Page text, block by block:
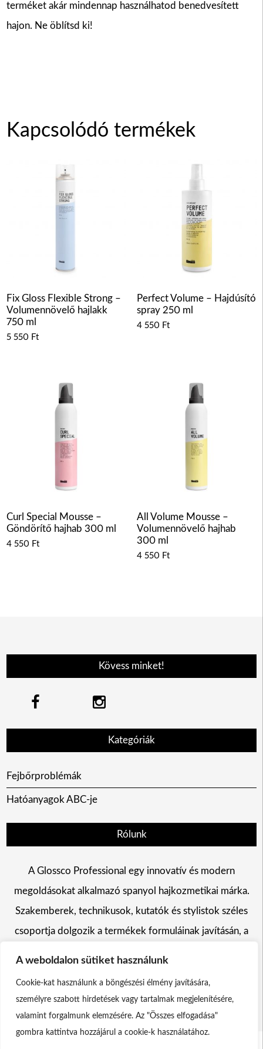
A weboldalon sütiket használunk
Cookie-kat használunk a böngészési élmény javítására,
személyre szabott hirdetések vagy tartalmak megjelenítésére,
valamint forgalmunk elemzésére. Az "Összes elfogadása"
gombra kattintva hozzájárul a cookie-k használatához.
terméket akár mindennap használhatod benedvesített
hajon. Ne öblítsd ki!
Kapcsolódó termékek
Fix Gloss Flexible Strong –
Volumennövelő hajlakk
750 ml
5 550 Ft
Perfect Volume – Hajdúsító
spray 250 ml
4 550 Ft
Curl Special Mousse –
Göndörítő hajhab 300 ml
4 550 Ft
All Volume Mousse –
Volumennövelő hajhab
300 ml
4 550 Ft
Kövess minket!
Kategóriák
Fejbőrproblémák
Hatóanyagok ABC-je
Rólunk
A Glossco Professional egy innovatív és modern
megoldásokat alkalmazó spanyol hajkozmetikai márka.
Szakemberek, technikusok, kutatók és stylistok széles
csoportja dolgozik a termékek formuláinak javításán, a